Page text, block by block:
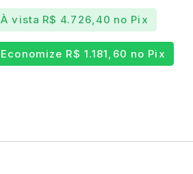
À vista R$ 4.726,40 no Pix
Economize R$ 1.181,60 no Pix